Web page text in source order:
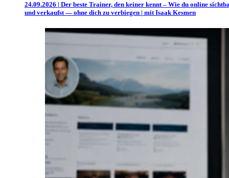
24.09.2026 | Der beste Trainer, den keiner kennt – Wie du online
und verkaufst — ohne dich zu verbiegen | mit Isaak Kesmen